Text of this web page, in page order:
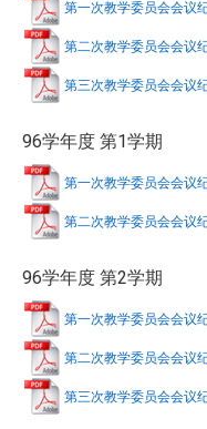
第一次教学委员会会议
第二次教学委员会会议
第三次教学委员会会议
96学年度 第1学期
第一次教学委员会会议
第二次教学委员会会议
96学年度 第2学期
第一次教学委员会会议
第二次教学委员会会议
第三次教学委员会会议